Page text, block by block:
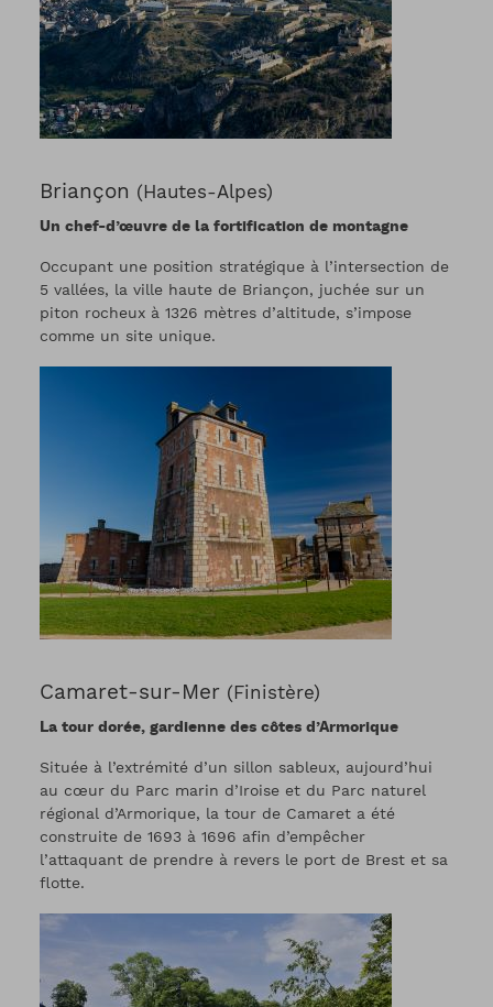
Briançon (Hautes-Alpes)
Un chef-d’œuvre de la fortification de montagne
Occupant une position stratégique à l’intersection de
5 vallées, la ville haute de Briançon, juchée sur un
piton rocheux à 1326 mètres d’altitude, s’impose
comme un site unique.
Camaret-sur-Mer (Finistère)
La tour dorée, gardienne des côtes d’Armorique
Située à l’extrémité d’un sillon sableux, aujourd’hui
au cœur du Parc marin d’Iroise et du Parc naturel
régional d’Armorique, la tour de Camaret a été
construite de 1693 à 1696 afin d’empêcher
l’attaquant de prendre à revers le port de Brest et sa
flotte.